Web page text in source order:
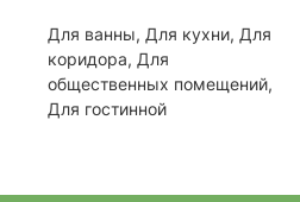
Для ванны, Для кухни, Для
коридора, Для
общественных помещений,
Для гостинной